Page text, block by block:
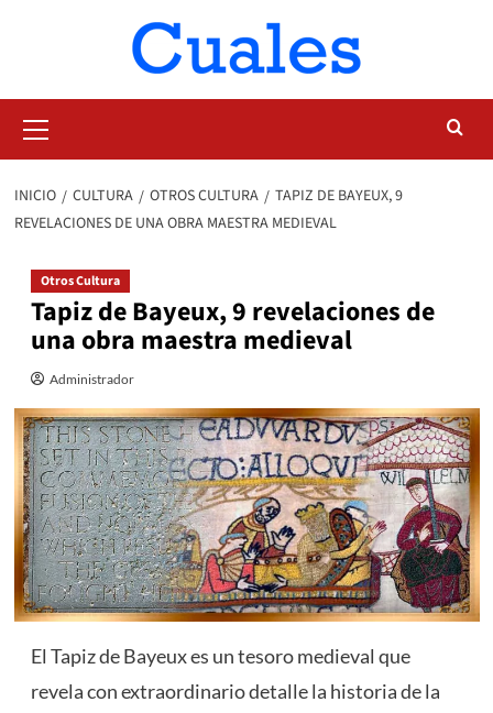
primario
INICIO CULTURA OTROS CULTURA
TAPIZ DE BAYEUX, 9
REVELACIONES DE UNA OBRA MAESTRA MEDIEVAL
Otros Cultura
Tapiz de Bayeux, 9 revelaciones de
una obra maestra medieval
Administrador
El Tapiz de Bayeux es un tesoro medieval que
revela con extraordinario detalle la historia de la